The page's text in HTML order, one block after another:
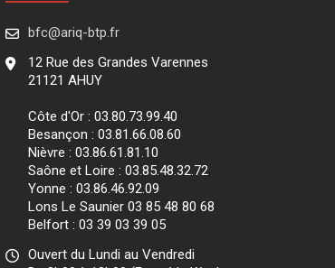
bfc@ariq-btp.fr
12 Rue des Grandes Varennes
21121 AHUY
Côte d'Or : 03.80.73.99.40
Besançon : 03.81.66.08.60
Nièvre : 03.86.61.81.10
Saône et Loire : 03.85.48.32.72
Yonne : 03.86.46.92.09
Lons Le Saunier 03 85 48 80 68
Belfort : 03 39 03 39 05
Ouvert du Lundi au Vendredi